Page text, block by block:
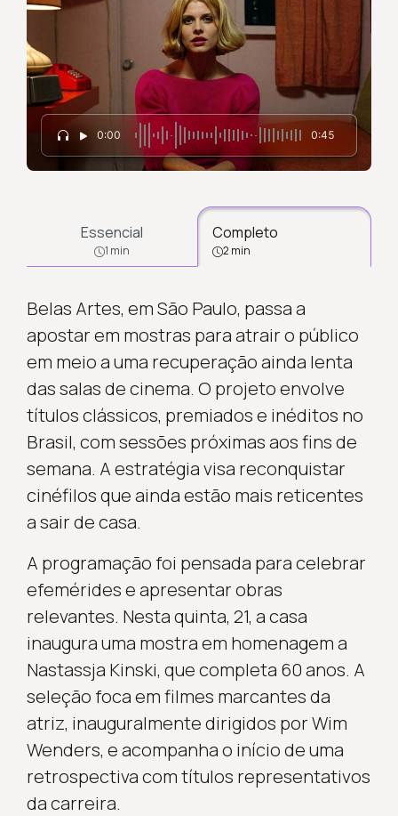
0:00 0:45
Essencial
1 min
Completo
2 min
Belas Artes, em São Paulo, passa a
apostar em mostras para atrair o público
em meio a uma recuperação ainda lenta
das salas de cinema. O projeto envolve
títulos clássicos, premiados e inéditos no
Brasil, com sessões próximas aos fins de
semana. A estratégia visa reconquistar
cinéfilos que ainda estão mais reticentes
a sair de casa.
A programação foi pensada para celebrar
efemérides e apresentar obras
relevantes. Nesta quinta, 21, a casa
inaugura uma mostra em homenagem a
Nastassja Kinski, que completa 60 anos. A
seleção foca em filmes marcantes da
atriz, inauguralmente dirigidos por Wim
Wenders, e acompanha o início de uma
retrospectiva com títulos representativos
da carreira.